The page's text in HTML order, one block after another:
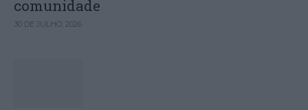
comunidade
30 DE JULHO, 2026